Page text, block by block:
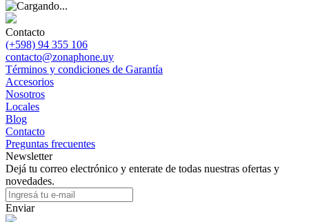
Contacto
(+598) 94 355 106
contacto@zonaphone.uy
Términos y condiciones de Garantía
Accesorios
Nosotros
Locales
Blog
Contacto
Preguntas frecuentes
Newsletter
Dejá tu correo electrónico y enterate de todas nuestras ofertas y
novedades.
Enviar